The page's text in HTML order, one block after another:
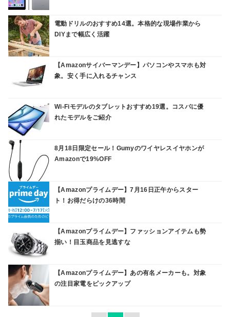
電動ドリルのおすすめ14選。本格的な現場作業から
DIYまで幅広く活躍
【Amazonサイバーマンデー】パソコンやスマホも対
象。安く手に入れるチャンス
Wi-Fiモデルのタブレットおすすめ19選。コスパに優
れたモデルをご紹介
8月18日限定セール！Gumyのワイヤレスイヤホンが
Amazonで19%OFF
【Amazonプライムデー】7月16日正午からスター
ト！お得だらけの36時間
【Amazonプライムデー】ファッションアイテムも勢
揃い！目玉商品を見逃すな
【Amazonプライムデー】あの有名メーカーも。対象
の注目家電をピックアップ